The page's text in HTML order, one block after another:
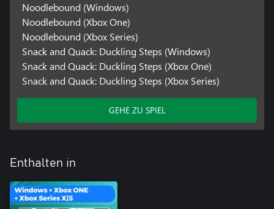
Noodlebound (Windows)
Noodlebound (Xbox One)
Noodlebound (Xbox Series)
Snack and Quack: Duckling Steps (Windows)
Snack and Quack: Duckling Steps (Xbox One)
Snack and Quack: Duckling Steps (Xbox Series)
GEHE ZU SPIEL
Enthalten in